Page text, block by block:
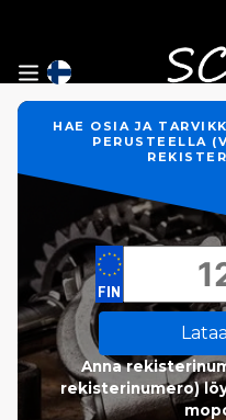
HAE OSIA JA
PERUSTEELLA
Anna
rekisterinumero)